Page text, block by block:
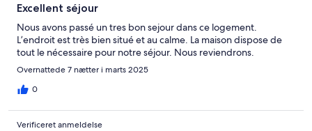
Excellent séjour
Nous avons passé un tres bon sejour dans ce logement.
L’endroit est très bien situé et au calme. La maison dispose de
tout le nécessaire pour notre séjour. Nous reviendrons.
Overnattede 7 nætter i marts 2025
0
Verificeret anmeldelse